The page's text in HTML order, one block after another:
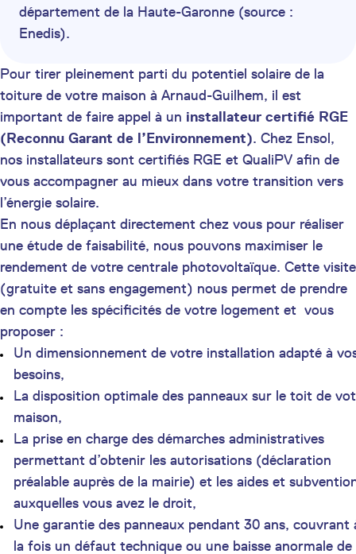
département de la Haute-Garonne (source :
Enedis).
Pour tirer pleinement parti du potentiel solaire de la
toiture de votre maison à Arnaud-Guilhem, il est
important de faire appel à un installateur certifié RGE
(Reconnu Garant de l’Environnement). Chez Ensol,
nos installateurs sont certifiés RGE et QualiPV afin de
vous accompagner au mieux dans votre transition vers
l’énergie solaire.
En nous déplaçant directement chez vous pour réaliser
une étude de faisabilité, nous pouvons maximiser le
rendement de votre centrale photovoltaïque. Cette visite
(gratuite et sans engagement) nous permet de prendre
en compte les spécificités de votre logement et vous
proposer :
Un dimensionnement de votre installation adapté à
besoins,
La disposition optimale des panneaux sur le toit de
maison,
La prise en charge des démarches administratives
permettant d’obtenir les autorisations (déclaration
préalable auprès de la mairie) et les aides et
auxquelles vous avez le droit,
Une garantie des panneaux pendant 30 ans, couvrant
la fois un défaut technique ou une baisse anormale de